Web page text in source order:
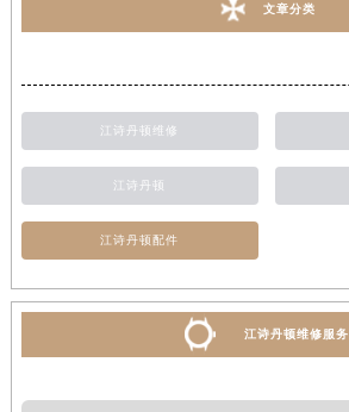
文章分类
江诗丹顿维修
江诗丹顿
江诗丹顿配件
江诗丹顿维修服务